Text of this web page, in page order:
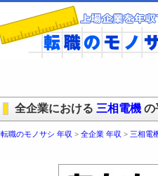
全企業における 三相電機 の
転職のモノサシ 年収 > 全企業 年収 > 三相電